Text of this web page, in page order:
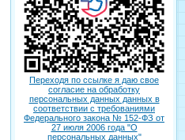
Переходя по ссылке я даю свое
согласие на обработку
персональных данных данных в
соответствии с требованиями
Федерального закона № 152-ФЗ от
27 июля 2006 года "О
персональных данных"